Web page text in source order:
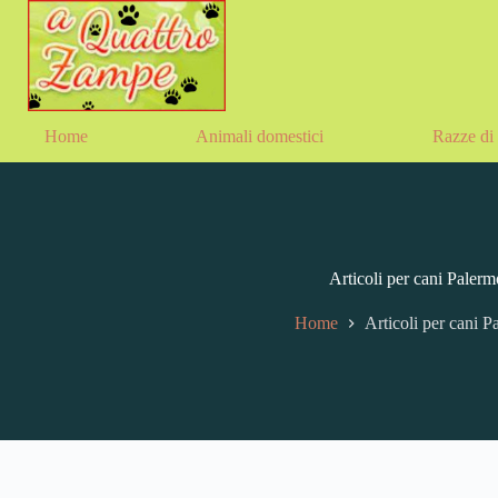
Home Animali domestici Razze di
Articoli per cani
Home Articoli per cani